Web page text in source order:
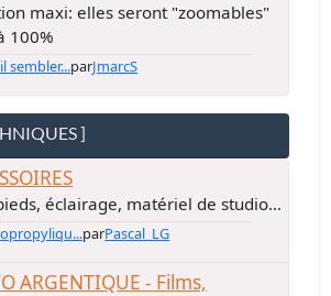
maxi: elles seront "zoomables"
100%
sembler...parJmarcS
]
éclairage, matériel de studio...
parPascal_LG
ARGENTIQUE - Films,